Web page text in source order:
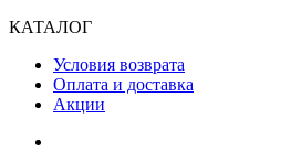
КАТАЛОГ
Условия возврата
Оплата и доставка
Акции